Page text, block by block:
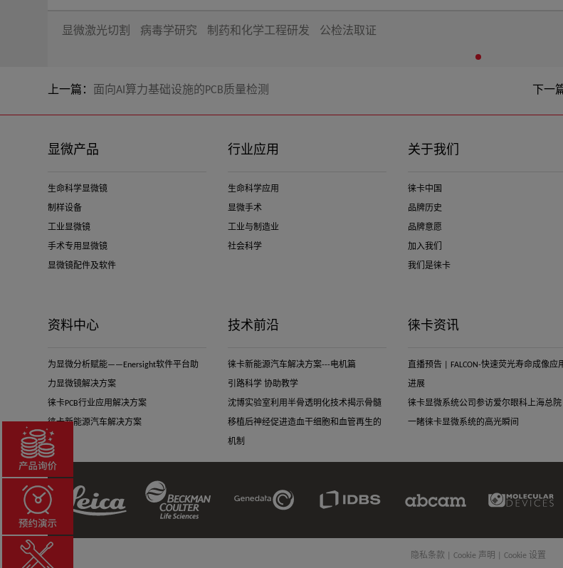
学，甚至下一代测序(NGS)。神经学、癌症研究、植物分析、法医学或气候研究人员均借助这种显微
显微激光切割 病毒学研究 制药和化学工程研发 公检法取证
上一篇： 面向AI算力基础设施的PCB质量检测 下一
显微产品
生命科学显微镜
制样设备
工业显微镜
手术专用显微镜
显微镜配件及软件
行业应用
生命科学应用
显微手术
工业与制造业
社会科学
关于我们
徕卡中国
品牌历史
品牌意愿
加入我们
我们是徕卡
资料中心
为显微分析赋能——Enersight软件平台助
力显微镜解决方案
徕卡PCB行业应用解决方案
徕卡新能源汽车解决方案
技术前沿
徕卡新能源汽车解决方案---电机篇
引路科学 协助教学
沈博实验室利用半骨透明化技术揭示骨髓
移植后神经促进造血干细胞和血管再生的
机制
徕卡资讯
直播预告 | FALCON-快速荧光寿命成像应
进展
徕卡显微系统公司参访爱尔眼科上海总院
一睹徕卡显微系统的高光瞬间
Leica
Link
Beckman
Coulter
Genedata
IDBS
Abcam
Molecular
Link
隐私条款 Cookie 声明 Cookie 设置